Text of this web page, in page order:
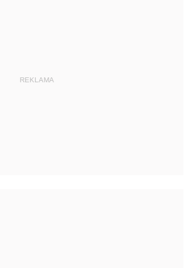
REKLAMA